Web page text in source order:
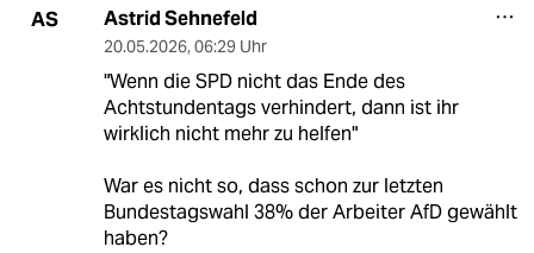
AS Astrid Sehnefeld
20.05.2026, 06:29 Uhr
"Wenn die SPD nicht das Ende des
Achtstundentags verhindert, dann ist ihr
wirklich nicht mehr zu helfen"
War es nicht so, dass schon zur letzten
Bundestagswahl 38% der Arbeiter AfD gewählt
haben?